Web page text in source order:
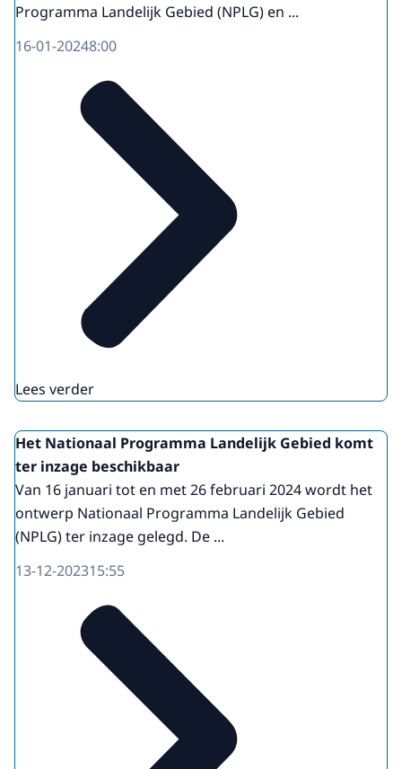
Programma Landelijk Gebied (NPLG) en ...
16-01-20248:00
Lees verder
Het Nationaal Programma Landelijk Gebied komt
ter inzage beschikbaar
Van 16 januari tot en met 26 februari 2024 wordt het
ontwerp Nationaal Programma Landelijk Gebied
(NPLG) ter inzage gelegd. De ...
13-12-202315:55